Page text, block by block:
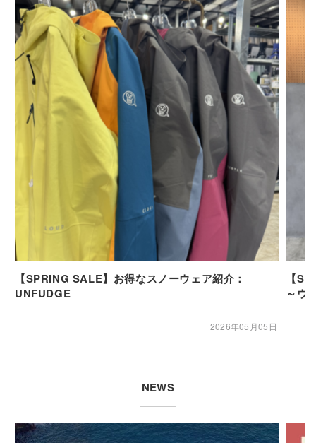
【SPRING SALE】お得なスノーウェア紹介：
UNFUDGE
2026年05月05日
【
～ウ
NEWS